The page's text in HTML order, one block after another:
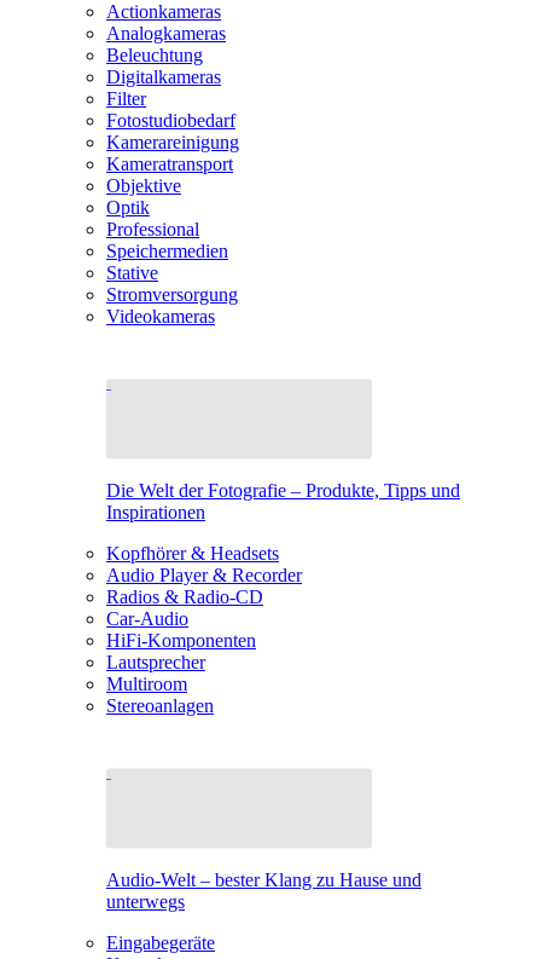
Actionkameras
Analogkameras
Beleuchtung
Digitalkameras
Filter
Fotostudiobedarf
Kamerareinigung
Kameratransport
Objektive
Optik
Professional
Speichermedien
Stative
Stromversorgung
Videokameras
Die Welt der Fotografie – Produkte, Tipps und
Inspirationen
Kopfhörer & Headsets
Audio Player & Recorder
Radios & Radio-CD
Car-Audio
HiFi-Komponenten
Lautsprecher
Multiroom
Stereoanlagen
Audio-Welt – bester Klang zu Hause und
unterwegs
Eingabegeräte